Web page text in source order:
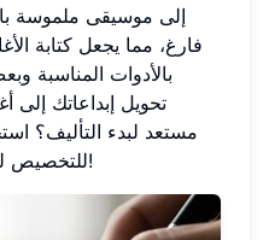
إلى موسيقى ملموسة
فارغ، مما يجعل كتابة
بالأدوات المناسبة
تحويل إبداعاتك إلى
مستعد لبدء التأليف؟
للتخصيص!